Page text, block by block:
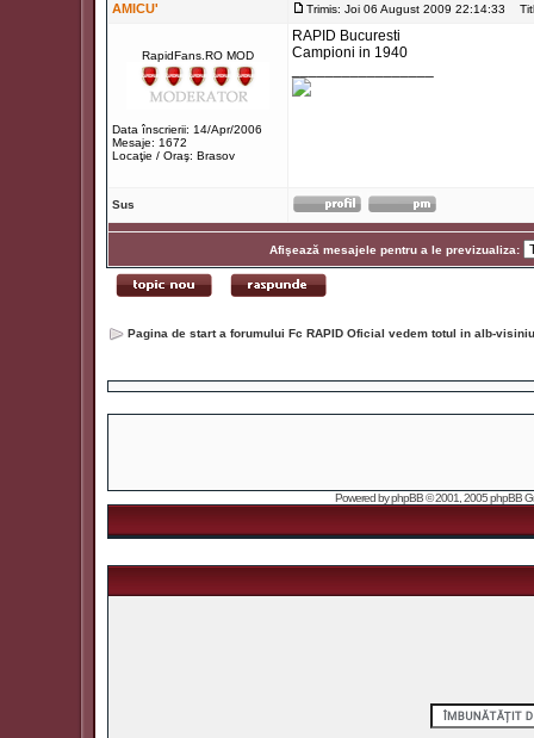
AMICU' Trimis: Joi 06 August 2009 22:14:33
RapidFans.RO MOD
Data înscrierii: 14/Apr/2006
Mesaje: 1672
Locaţie / Oraş: Brasov
RAPID Bucuresti
Campioni in 1940
Sus
Afişează mesajele pentru a le previzualiza:
Pagina de start a forumului Fc RAPID Oficial vedem totul in alb-
Powered byphpBB© 2001, 2005 phpBB